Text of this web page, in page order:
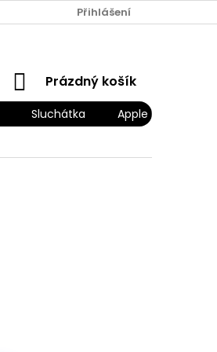
Přihlášení
NÁKUPNÍ
KOŠÍK
Prázdný košík
Sluchátka
Apple Náhradní